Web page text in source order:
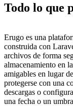
Todo lo que
Erugo es una
construida con
archivos de forma
almacenamiento en
amigables en lugar
protegerse con una
descargas o
una fecha o un